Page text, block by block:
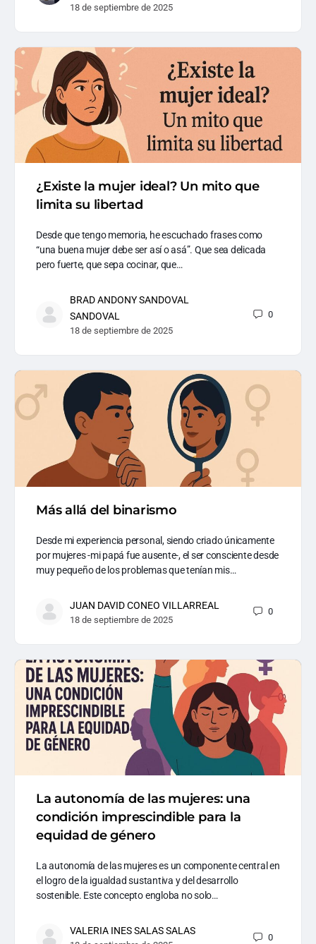
18 de septiembre de 2025
¿Existe la mujer ideal? Un mito que
limita su libertad
Desde que tengo memoria, he escuchado frases como
“una buena mujer debe ser así o asá”. Que sea delicada
pero fuerte, que sepa cocinar, que…
BRAD ANDONY SANDOVAL
SANDOVAL
18 de septiembre de 2025
0
Más allá del binarismo
Desde mi experiencia personal, siendo criado únicamente
por mujeres -mi papá fue ausente-, el ser consciente desde
muy pequeño de los problemas que tenían mis…
JUAN DAVID CONEO VILLARREAL
18 de septiembre de 2025
0
La autonomía de las mujeres: una
condición imprescindible para la
equidad de género
La autonomía de las mujeres es un componente central en
el logro de la igualdad sustantiva y del desarrollo
sostenible. Este concepto engloba no solo…
VALERIA INES SALAS SALAS
0